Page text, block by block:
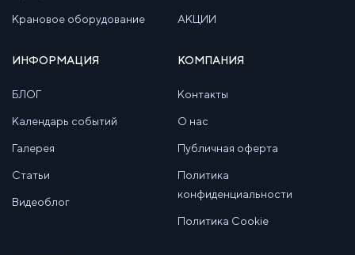
Крановое оборудование АКЦИИ
ИНФОРМАЦИЯ
БЛОГ
Календарь событий
Галерея
Статьи
Видеоблог
КОМПАНИЯ
Контакты
О нас
Публичная оферта
Политика
конфиденциальности
Политика Cookie